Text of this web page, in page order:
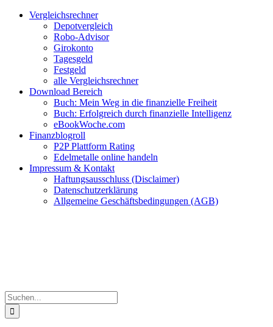
Zum
Facebook
Twitter
Instagram
Pinterest
YouTubeVergleichsrechner
Depotvergleich
Robo-Advisor
Girokonto
Tagesgeld
Festgeld
alle Vergleichsrechner
Download Bereich
Buch: Mein Weg in die finanzielle Freiheit
Buch: Erfolgreich durch finanzielle Intelligenz
eBookWoche.com
Finanzblogroll
P2P Plattform Rating
Edelmetalle online handeln
Impressum & Kontakt
Haftungsausschluss (Disclaimer)
Datenschutzerklärung
Allgemeine Geschäftsbedingungen (AGB)
Suche
nach: